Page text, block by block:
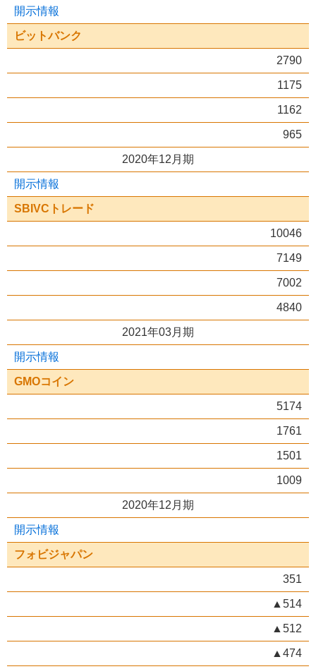
開示情報
ビットバンク
2790
1175
1162
965
2020年12月期
開示情報
SBIVCトレード
10046
7149
7002
4840
2021年03月期
開示情報
GMOコイン
5174
1761
1501
1009
2020年12月期
開示情報
フォビジャパン
351
▲514
▲512
▲474